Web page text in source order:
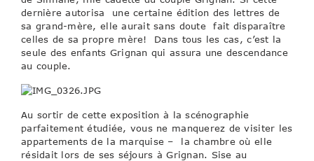
dernière autorisa une certaine édition des lettres de
sa grand-mère, elle aurait sans doute fait disparaître
celles de sa propre mère! Dans tous les cas, c’est la
seule des enfants Grignan qui assura une descendance
au couple.
Au sortir de cette exposition à la scénographie
parfaitement étudiée, vous ne manquerez de visiter les
appartements de la marquise – la chambre où elle
résidait lors de ses séjours à Grignan. Sise au